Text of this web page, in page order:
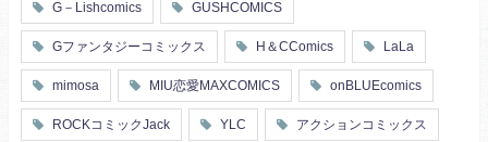
G－Lishcomics GUSHCOMICS
Gファンタジーコミックス H＆CComics LaLa
mimosa MIU恋愛MAXCOMICS onBLUEcomics
ROCKコミックJack YLC アクションコミックス